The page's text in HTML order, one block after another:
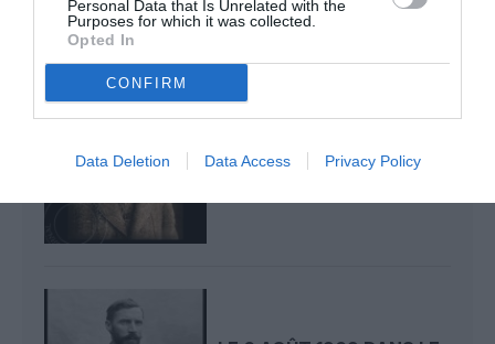
Personal Data that Is Unrelated with the
Purposes for which it was collected.
Opted In
CONFIRM
Data Deletion Data Access Privacy Policy
CIEL : ROGER SOMMER
FAIT ENCORE